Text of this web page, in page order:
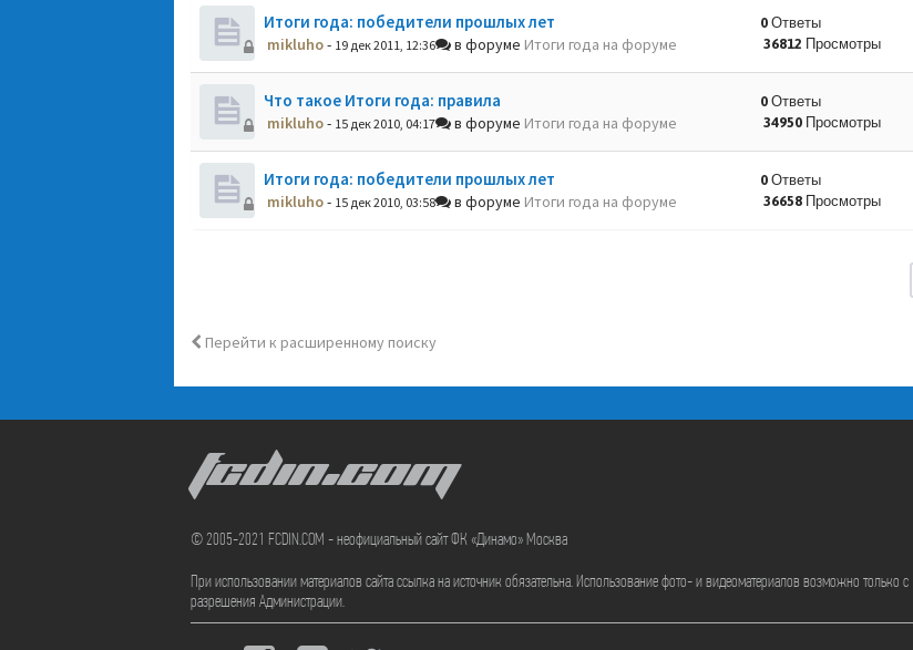
Итоги года: победители прошлых лет
mikluho- 19 дек 2011, 12:36 в форуме Итоги года на форуме
0 Ответы
36812 Просмотры
Что такое Итоги года: правила
mikluho- 15 дек 2010, 04:17 в форуме Итоги года на форуме
0 Ответы
34950 Просмотры
Итоги года: победители прошлых лет
mikluho- 15 дек 2010, 03:58 в форуме Итоги года на форуме
0 Ответы
36658 Просмотры
Перейти к расширенному поиску
FCDIN.COM
© 2005-2021 FCDIN.COM - неофициальный сайт ФК «Динамо» Москва
При использовании материалов сайта ссылка на источник обязательна. Использование фото- и видеоматериалов возможно только с
разрешения Администрации.